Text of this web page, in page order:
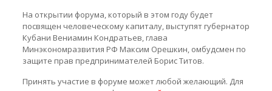
На открытии форума, который в этом году будет
посвящен человеческому капиталу, выступят губернатор
Кубани Вениамин Кондратьев, глава
Минэкономразвития РФ Максим Орешкин, омбудсмен по
защите прав предпринимателей Борис Титов.
Принять участие в форуме может любой желающий. Для